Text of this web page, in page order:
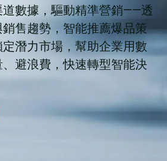
數據，驅動精準營銷——透
售趨勢，智能推薦爆品策
潛力市場，幫助企業用數
避浪費，快速轉型智能決